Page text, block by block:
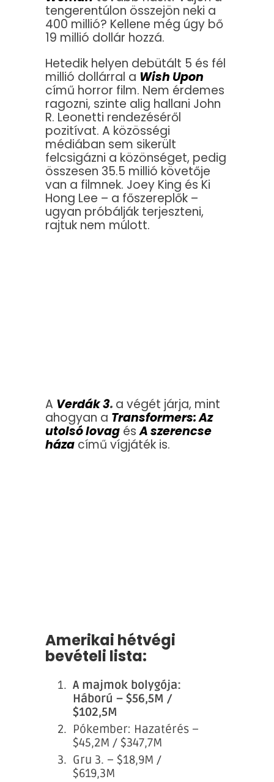
tengerentúlon összejön neki a
400 millió? Kellene még úgy bő
19 millió dollár hozzá.
Hetedik helyen debütált 5 és fél
millió dollárral a Wish Upon
című horror film. Nem érdemes
ragozni, szinte alig hallani John
R. Leonetti rendezéséről
pozitívat. A közösségi
médiában sem sikerült
felcsigázni a közönséget, pedig
összesen 35.5 millió követője
van a filmnek. Joey King és Ki
Hong Lee – a főszereplők –
ugyan próbálják terjeszteni,
rajtuk nem múlott.
A Verdák 3. a végét járja, mint
ahogyan a Transformers: Az
utolsó lovag ésA szerencse
háza című vígjáték is.
Amerikai hétvégi
bevételi lista:
A majmok bolygója:
Háború – $56,5M /
$102,5M
Pókember: Hazatérés –
$45,2M / $347,7M
Gru 3. – $18,9M /
$619,3M